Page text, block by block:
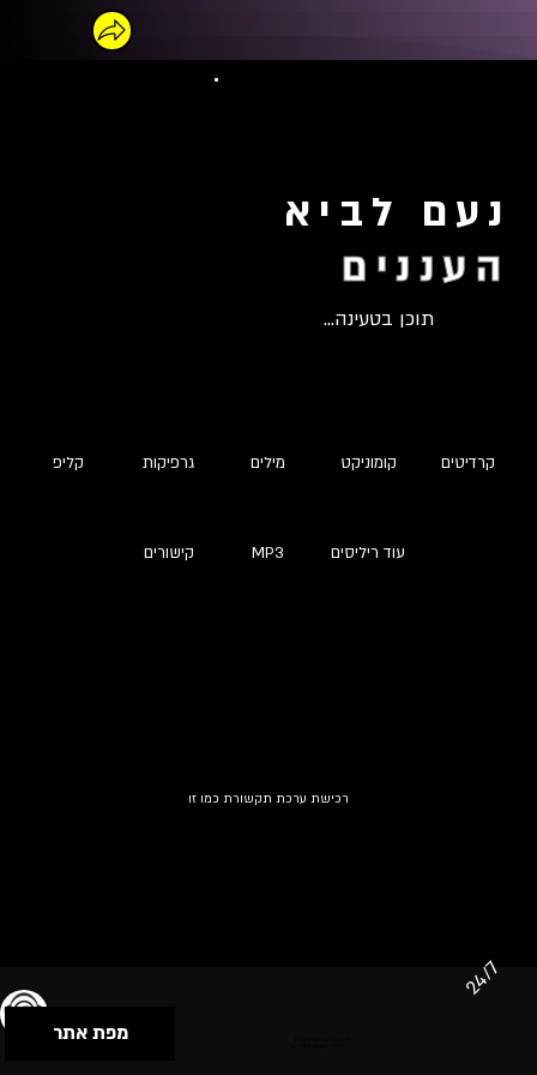
נעם לביא
העננים
תוכן בטעינה...
קליפ גרפיקות מילים קומוניקט קרדיטים
קישורים MP3 עוד ריליסים
רכישת ערכת תקשורת כמו זו
מפת אתר
24/7